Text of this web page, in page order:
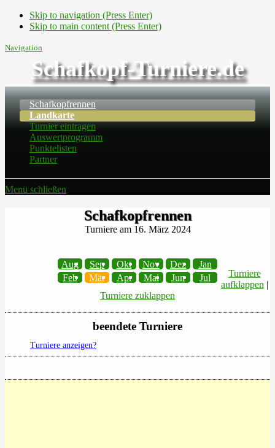
Skip to navigation (Press Enter)
Skip to main content (Press Enter)
Navigation
Schafkopf-Turniere.de
Schafkopfrennen
Landkarte
Turnier eintragen
Auswertprogramm
Punktelisten
Partner
Menü schließen
Schafkopfrennen
Turniere am 16. März 2024
Aug Sep Okt Nov Dez
Jan
Feb
Mär Apr Mai Jun Jul
Turniere
aufklappen |
Turniere zuklappen
beendete Turniere
Turniere anzeigen?